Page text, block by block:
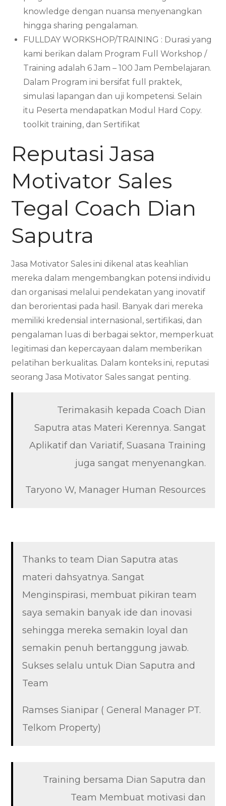
knowledge dengan nuansa menyenangkan
hingga sharing pengalaman.
FULLDAY WORKSHOP/TRAINING : Durasi yang
kami berikan dalam Program Full Workshop /
Training adalah 6 Jam – 100 Jam Pembelajaran.
Dalam Program ini bersifat full praktek,
simulasi lapangan dan uji kompetensi. Selain
itu Peserta mendapatkan Modul Hard Copy.
toolkit training, dan Sertifikat
Reputasi Jasa
Motivator Sales
Tegal Coach Dian
Saputra
Jasa Motivator Sales ini dikenal atas keahlian
mereka dalam mengembangkan potensi individu
dan organisasi melalui pendekatan yang inovatif
dan berorientasi pada hasil. Banyak dari mereka
memiliki kredensial internasional, sertifikasi, dan
pengalaman luas di berbagai sektor, memperkuat
legitimasi dan kepercayaan dalam memberikan
pelatihan berkualitas. Dalam konteks ini, reputasi
seorang Jasa Motivator Sales sangat penting.
Terimakasih kepada Coach Dian
Saputra atas Materi Kerennya. Sangat
Aplikatif dan Variatif, Suasana Training
juga sangat menyenangkan.
Taryono W, Manager Human Resources
Thanks to team Dian Saputra atas
materi dahsyatnya. Sangat
Menginspirasi, membuat pikiran team
saya semakin banyak ide dan inovasi
sehingga mereka semakin loyal dan
semakin penuh bertanggung jawab.
Sukses selalu untuk Dian Saputra and
Team
Ramses Sianipar ( General Manager PT.
Telkom Property)
Training bersama Dian Saputra dan
Team Membuat motivasi dan